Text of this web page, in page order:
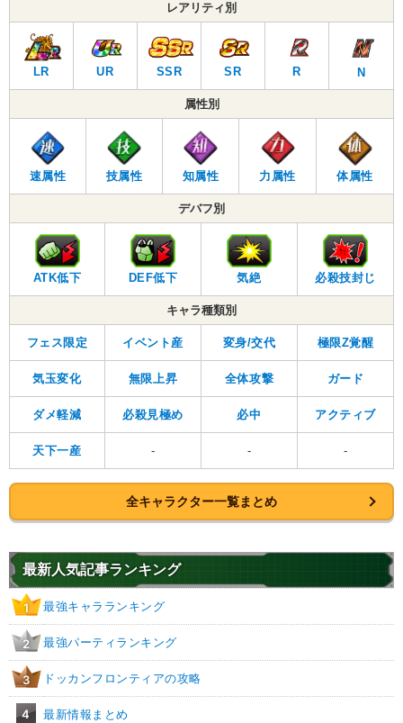
レアリティ別
LR UR SSR SR R N
属性別
速属性 技属性 知属性 力属性 体属性
デバフ別
ATK低下 DEF低下 気絶 必殺技封じ
キャラ種類別
フェス限定 イベント産 変身/交代 極限Z覚醒
気玉変化 無限上昇 全体攻撃 ガード
ダメ軽減 必殺見極め 必中 アクティブ
天下一産 - - -
全キャラクター一覧まとめ
最新人気記事ランキング
1 最強キャラランキング
2 最強パーティランキング
3 ドッカンフロンティアの攻略
4 最新情報まとめ